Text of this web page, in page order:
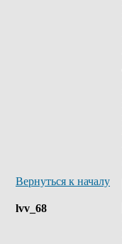
Вернуться к началу
lvv_68